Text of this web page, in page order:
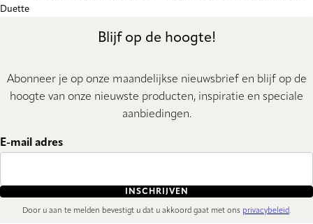
Duette
Blijf op de hoogte!
Abonneer je op onze maandelijkse nieuwsbrief en blijf op de
hoogte van onze nieuwste producten, inspiratie en speciale
aanbiedingen.
E-mail adres
INSCHRIJVEN
Door u aan te melden bevestigt u dat u akkoord gaat met ons privacybeleid.